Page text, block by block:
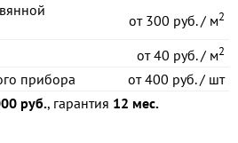
от300 руб. / м2
от40 руб. / м2
прибора от400 руб. / шт
руб., гарантия 12 мес.